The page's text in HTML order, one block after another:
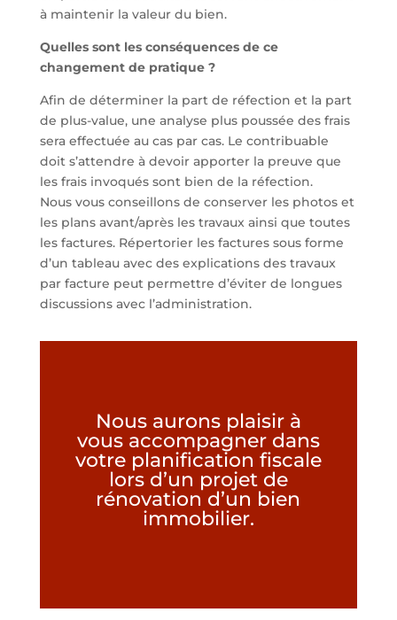
à maintenir la valeur du bien.
Quelles sont les conséquences de ce
changement de pratique ?
Afin de déterminer la part de réfection et la part
de plus-value, une analyse plus poussée des frais
sera effectuée au cas par cas. Le contribuable
doit s’attendre à devoir apporter la preuve que
les frais invoqués sont bien de la réfection.
Nous vous conseillons de conserver les photos et
les plans avant/après les travaux ainsi que toutes
les factures. Répertorier les factures sous forme
d’un tableau avec des explications des travaux
par facture peut permettre d’éviter de longues
discussions avec l’administration.
Nous aurons plaisir à
vous accompagner dans
votre planification fiscale
lors d’un projet de
rénovation d’un bien
immobilier.